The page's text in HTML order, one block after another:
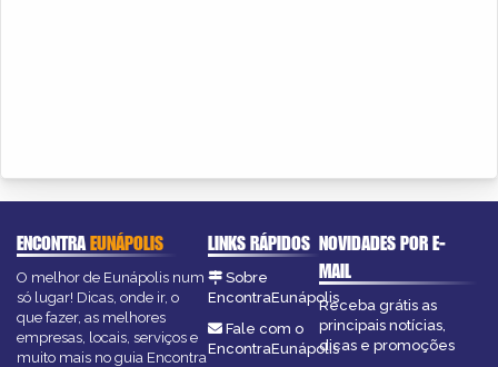
ENCONTRAEUNÁPOLIS
O melhor de Eunápolis num
só lugar! Dicas, onde ir, o
que fazer, as melhores
empresas, locais, serviços e
muito mais no guia Encontra
LINKS RÁPIDOS
Sobre
EncontraEunápolis
Fale com o
EncontraEunápolis
NOVIDADES POR E-
MAIL
Receba grátis as
principais notícias,
dicas e promoções